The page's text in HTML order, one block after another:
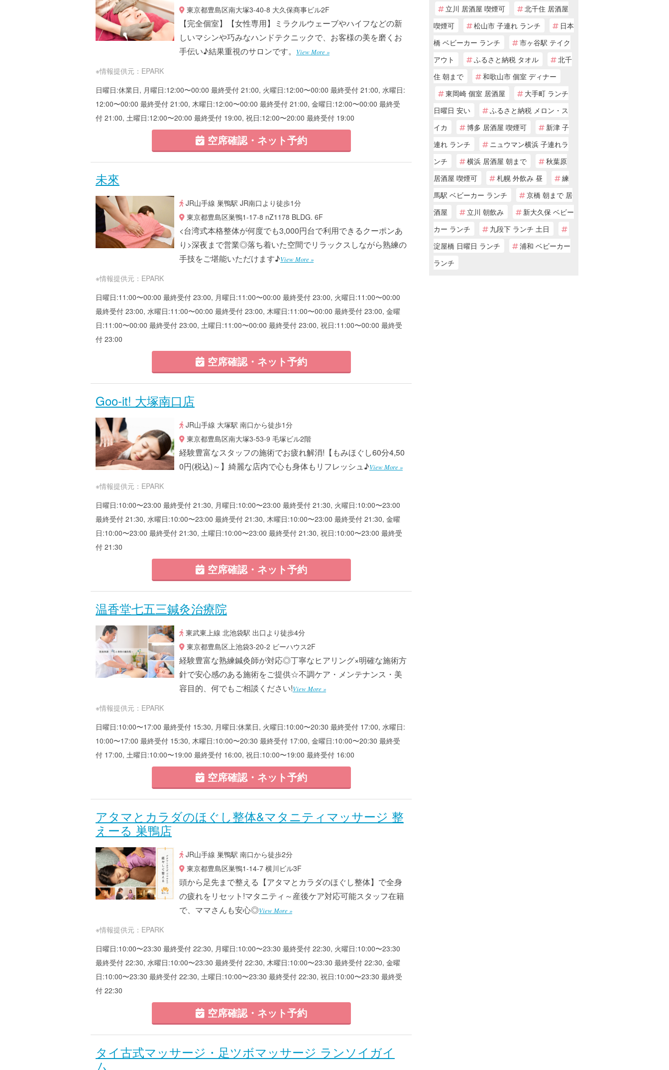
東京都豊島区南大塚3-40-8 大久保商事ビル2F
【完全個室】【女性専用】ミラクルウェーブやハイフなどの新
しいマシンや巧みなハンドテクニックで、お客様の美を磨くお
手伝い♪結果重視のサロンです。
View More »
※情報提供元：EPARK
日曜日:休業日, 月曜日:12:00〜00:00 最終受付 21:00, 火曜日:12:00〜00:00 最終受付 21:00, 水曜日:
12:00〜00:00 最終受付 21:00, 木曜日:12:00〜00:00 最終受付 21:00, 金曜日:12:00〜00:00 最終受
付 21:00, 土曜日:12:00〜20:00 最終受付 19:00, 祝日:12:00〜20:00 最終受付 19:00
空席確認・ネット予約
未來
JR山手線 巣鴨駅 JR南口より徒歩1分
東京都豊島区巣鴨1-17-8 nZ1178 BLDG. 6F
<台湾式本格整体が何度でも3,000円台で利用できるクーポンあ
り>深夜まで営業◎落ち着いた空間でリラックスしながら熟練の
手技をご堪能いただけます♪View More »
※情報提供元：EPARK
日曜日:11:00〜00:00 最終受付 23:00, 月曜日:11:00〜00:00 最終受付 23:00, 火曜日:11:00〜00:00
最終受付 23:00, 水曜日:11:00〜00:00 最終受付 23:00, 木曜日:11:00〜00:00 最終受付 23:00, 金曜
日:11:00〜00:00 最終受付 23:00, 土曜日:11:00〜00:00 最終受付 23:00, 祝日:11:00〜00:00 最終受
付 23:00
空席確認・ネット予約
Goo-it! 大塚南口店
JR山手線 大塚駅 南口から徒歩1分
東京都豊島区南大塚3-53-9 毛塚ビル2階
経験豊富なスタッフの施術でお疲れ解消!【もみほぐし60分4,50
0円(税込)～】綺麗な店内で心も身体もリフレッシュ♪View More »
※情報提供元：EPARK
日曜日:10:00〜23:00 最終受付 21:30, 月曜日:10:00〜23:00 最終受付 21:30, 火曜日:10:00〜23:00
最終受付 21:30, 水曜日:10:00〜23:00 最終受付 21:30, 木曜日:10:00〜23:00 最終受付 21:30, 金曜
日:10:00〜23:00 最終受付 21:30, 土曜日:10:00〜23:00 最終受付 21:30, 祝日:10:00〜23:00 最終受
付 21:30
空席確認・ネット予約
温香堂七五三鍼灸治療院
東武東上線 北池袋駅 出口より徒歩4分
東京都豊島区上池袋3-20-2 ビーハウス2F
経験豊富な熟練鍼灸師が対応◎丁寧なヒアリング×明確な施術方
針で安心感のある施術をご提供☆不調ケア・メンテナンス・美
容目的、何でもご相談ください!View More »
※情報提供元：EPARK
日曜日:10:00〜17:00 最終受付 15:30, 月曜日:休業日, 火曜日:10:00〜20:30 最終受付 17:00, 水曜日:
10:00〜17:00 最終受付 15:30, 木曜日:10:00〜20:30 最終受付 17:00, 金曜日:10:00〜20:30 最終受
付 17:00, 土曜日:10:00〜19:00 最終受付 16:00, 祝日:10:00〜19:00 最終受付 16:00
空席確認・ネット予約
アタマとカラダのほぐし整体&マタニティマッサージ 整
えーる 巣鴨店
JR山手線 巣鴨駅 南口から徒歩2分
東京都豊島区巣鴨1-14-7 横川ビル3F
頭から足先まで整える【アタマとカラダのほぐし整体】で全身
の疲れをリセット!マタニティ～産後ケア対応可能スタッフ在籍
で、ママさんも安心◎View More »
※情報提供元：EPARK
日曜日:10:00〜23:30 最終受付 22:30, 月曜日:10:00〜23:30 最終受付 22:30, 火曜日:10:00〜23:30
最終受付 22:30, 水曜日:10:00〜23:30 最終受付 22:30, 木曜日:10:00〜23:30 最終受付 22:30, 金曜
日:10:00〜23:30 最終受付 22:30, 土曜日:10:00〜23:30 最終受付 22:30, 祝日:10:00〜23:30 最終受
付 22:30
空席確認・ネット予約
タイ古式マッサージ・足ツボマッサージ ランソイガイ
ム
立川 居酒屋 喫煙可
北千住 居酒屋
喫煙可
松山市 子連れ ランチ
日本
橋 ベビーカー ランチ
市ヶ谷駅 テイク
アウト
ふるさと納税 タオル
北千
住 朝まで
和歌山市 個室 ディナー
東岡崎 個室 居酒屋
大手町 ランチ
日曜日 安い
ふるさと納税 メロン・ス
イカ
博多 居酒屋 喫煙可
新津 子
連れ ランチ
ニュウマン横浜 子連れラ
ンチ
横浜 居酒屋 朝まで
秋葉原
居酒屋 喫煙可
札幌 外飲み 昼
練
馬駅 ベビーカー ランチ
京橋 朝まで 居
酒屋
立川 朝飲み
新大久保 ベビー
カー ランチ
九段下 ランチ 土日
淀屋橋 日曜日 ランチ
浦和 ベビーカー
ランチ